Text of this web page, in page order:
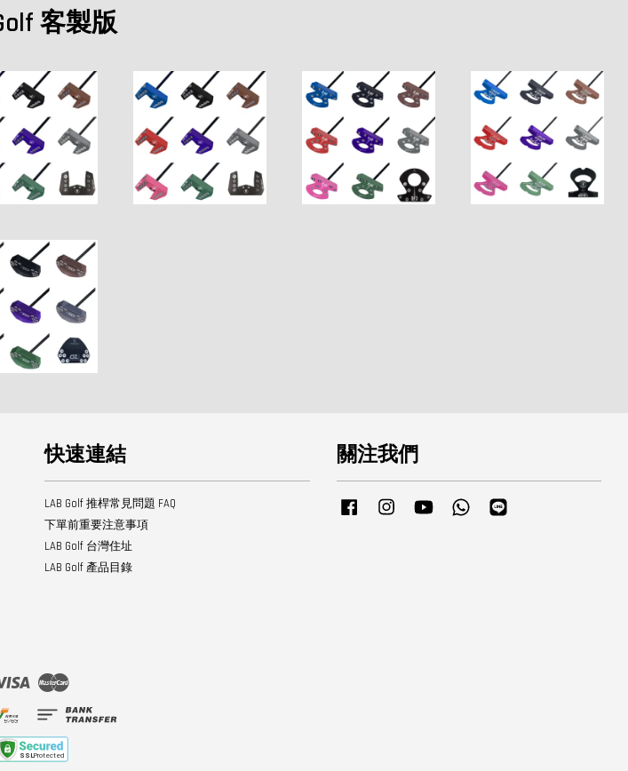
客製版
快速連結
LAB Golf 推桿常見問題 FAQ
下單前重要注意事項
LAB Golf 台灣住址
LAB Golf 產品目錄
關注我們
Facebook InstagramYouTube Whatsapp
Visa Master